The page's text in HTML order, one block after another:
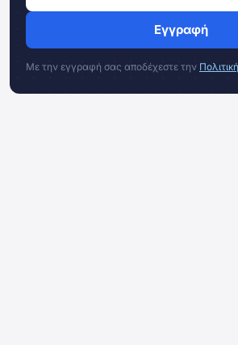
Εγγραφή
Με την εγγραφή σας αποδέχεστε την